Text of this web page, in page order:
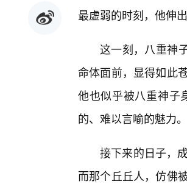
最虚弱的时刻，他伸
这一刻，八重神
命体面前，显得如此
他也似乎被八重神子
的、难以言喻的魅力。
接下来的日子，
而那个丘丘人，仿佛